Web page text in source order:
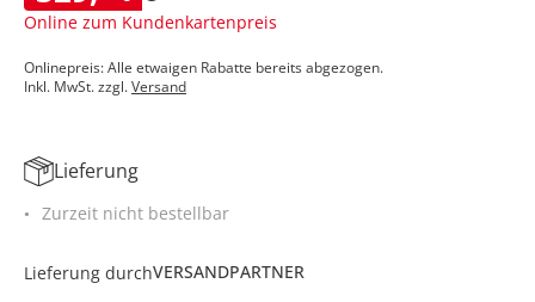
Online zum Kundenkartenpreis
Onlinepreis: Alle etwaigen Rabatte bereits abgezogen.
Inkl. MwSt. zzgl.Versand
Lieferung
Zurzeit nicht bestellbar
Lieferung durchVERSANDPARTNER